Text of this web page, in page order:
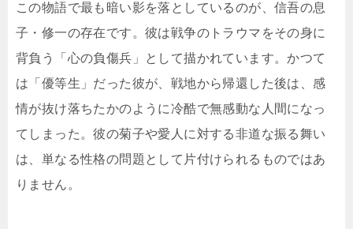
この物語で最も暗い影を落としているのが、信吾の息
子・修一の存在です。彼は戦争のトラウマをその身に
背負う「心の負傷兵」として描かれています。かつて
は「優等生」だった彼が、戦地から帰還した後は、感
情が抜け落ちたかのように冷酷で無感動な人間になっ
てしまった。彼の菊子や愛人に対する非道な振る舞い
は、単なる性格の問題として片付けられるものではあ
りません。